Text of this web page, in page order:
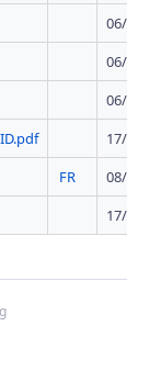
06/
06/
06/
17/
FR
08/
17/